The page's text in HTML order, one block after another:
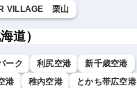
VILLAGE 栗山
道）
ーク 利尻空港
新千歳空港
港
稚内空港
とかち帯広空港